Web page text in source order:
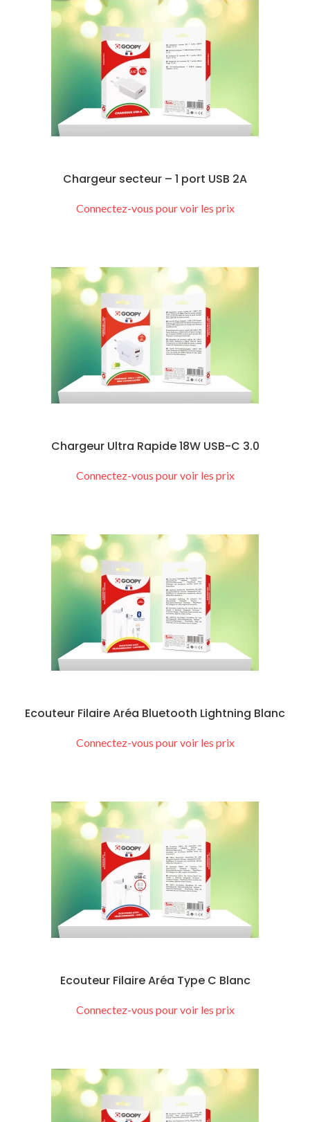
Chargeur secteur – 1 port USB 2A
Connectez-vous pour voir les prix
Chargeur Ultra Rapide 18W USB-C 3.0
Connectez-vous pour voir les prix
Ecouteur Filaire Aréa Bluetooth Lightning Blanc
Connectez-vous pour voir les prix
Ecouteur Filaire Aréa Type C Blanc
Connectez-vous pour voir les prix